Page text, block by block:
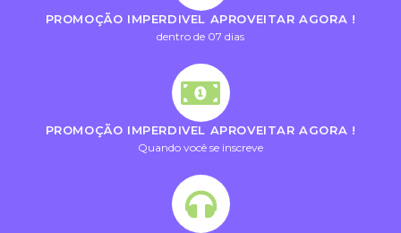
PROMOÇÃO IMPERDIVEL APROVEITAR AGORA !
dentro de 07 dias
PROMOÇÃO IMPERDIVEL APROVEITAR AGORA !
Quando você se inscreve